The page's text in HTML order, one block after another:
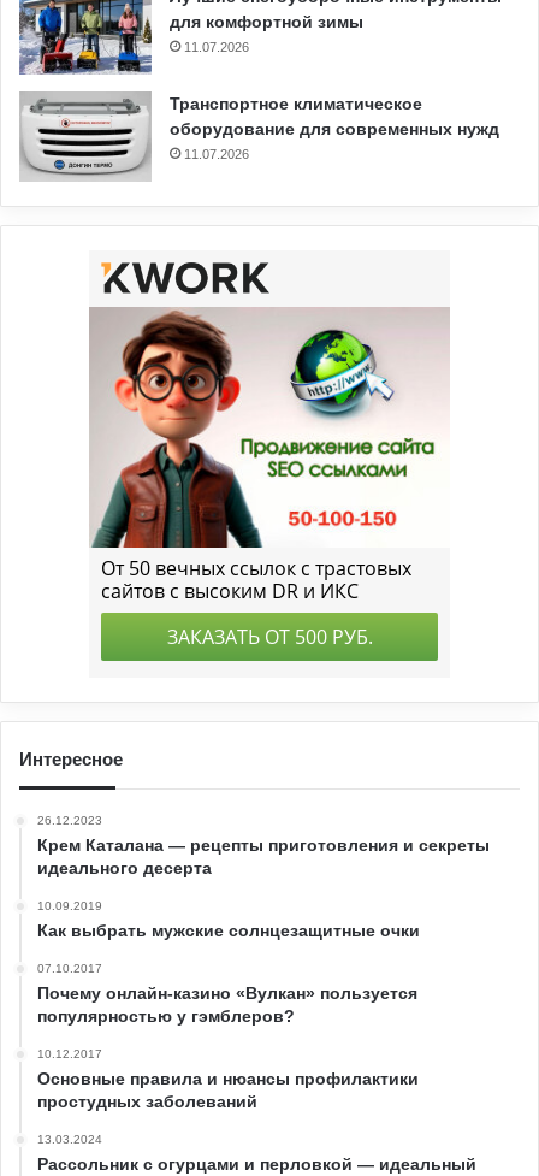
для комфортной зимы
11.07.2026
Транспортное климатическое
оборудование для современных нужд
11.07.2026
Интересное
26.12.2023
Крем Каталана — рецепты приготовления и секреты
идеального десерта
10.09.2019
Как выбрать мужские солнцезащитные очки
07.10.2017
Почему онлайн-казино «Вулкан» пользуется
популярностью у гэмблеров?
10.12.2017
Основные правила и нюансы профилактики
простудных заболеваний
13.03.2024
Рассольник с огурцами и перловкой — идеальный